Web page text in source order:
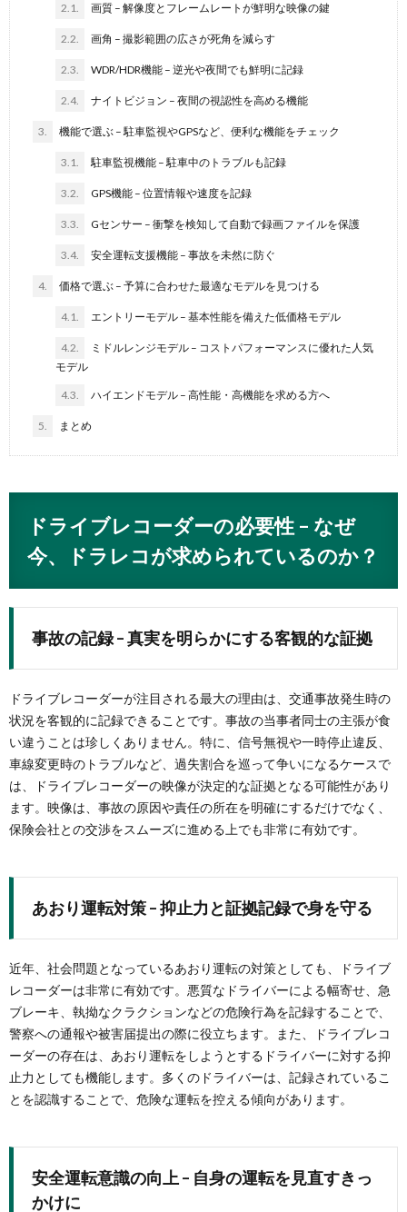
2.1. 画質 – 解像度とフレームレートが鮮明な映像の鍵
2.2. 画角 – 撮影範囲の広さが死角を減らす
2.3. WDR/HDR機能 – 逆光や夜間でも鮮明に記録
2.4. ナイトビジョン – 夜間の視認性を高める機能
3. 機能で選ぶ – 駐車監視やGPSなど、便利な機能をチェック
3.1. 駐車監視機能 – 駐車中のトラブルも記録
3.2. GPS機能 – 位置情報や速度を記録
3.3. Gセンサー – 衝撃を検知して自動で録画ファイルを保護
3.4. 安全運転支援機能 – 事故を未然に防ぐ
4. 価格で選ぶ – 予算に合わせた最適なモデルを見つける
4.1. エントリーモデル – 基本性能を備えた低価格モデル
4.2.
ミドルレンジモデル – コストパフォーマンスに優れた人気
モデル
4.3. ハイエンドモデル – 高性能・高機能を求める方へ
5. まとめ
ドライブレコーダーの必要性 – なぜ
今、ドラレコが求められているのか？
事故の記録 – 真実を明らかにする客観的な証拠
ドライブレコーダーが注目される最大の理由は、交通事故発生時の
状況を客観的に記録できることです。事故の当事者同士の主張が食
い違うことは珍しくありません。特に、信号無視や一時停止違反、
車線変更時のトラブルなど、過失割合を巡って争いになるケースで
は、ドライブレコーダーの映像が決定的な証拠となる可能性があり
ます。映像は、事故の原因や責任の所在を明確にするだけでなく、
保険会社との交渉をスムーズに進める上でも非常に有効です。
あおり運転対策 – 抑止力と証拠記録で身を守る
近年、社会問題となっているあおり運転の対策としても、ドライブ
レコーダーは非常に有効です。悪質なドライバーによる幅寄せ、急
ブレーキ、執拗なクラクションなどの危険行為を記録することで、
警察への通報や被害届提出の際に役立ちます。また、ドライブレコ
ーダーの存在は、あおり運転をしようとするドライバーに対する抑
止力としても機能します。多くのドライバーは、記録されているこ
とを認識することで、危険な運転を控える傾向があります。
安全運転意識の向上 – 自身の運転を見直すきっ
かけに